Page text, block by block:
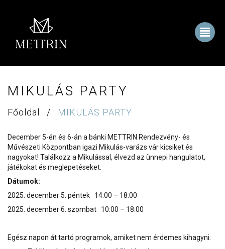
MIKULÁS PARTY
Főoldal / MIKULÁS PARTY
December 5-én és 6-án a bánki METTRIN Rendezvény- és
Művészeti Központban igazi Mikulás-varázs vár kicsiket és
nagyokat! Találkozz a Mikulással, élvezd az ünnepi hangulatot,
játékokat és meglepetéseket.
Dátumok:
2025. december 5. péntek 14:00 – 18:00
2025. december 6. szombat 10:00 – 18:00
Egész napon át tartó programok, amiket nem érdemes kihagyni: